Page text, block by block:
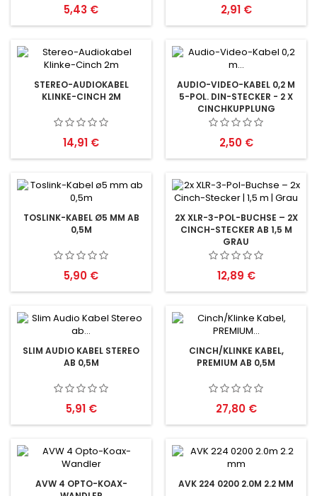
Preis
5,43 € Preis
2,91 €
STEREO-AUDIOKABEL
KLINKE-CINCH 2M
Preis
14,91 €
AUDIO-VIDEO-KABEL 0,2 M
5-POL. DIN-STECKER - 2 X
CINCHKUPPLUNG
Preis
2,50 €
TOSLINK-KABEL Ø5 MM AB
0,5M
Preis
5,90 €
2X XLR-3-POL-BUCHSE – 2X
CINCH-STECKER AB 1,5 M
GRAU
Preis
12,89 €
SLIM AUDIO KABEL STEREO
AB 0,5M
Preis
5,91 €
CINCH/KLINKE KABEL,
PREMIUM AB 0,5M
Preis
27,80 €
AVW 4 OPTO-KOAX-
AVK 224 0200 2.0M 2.2 MM